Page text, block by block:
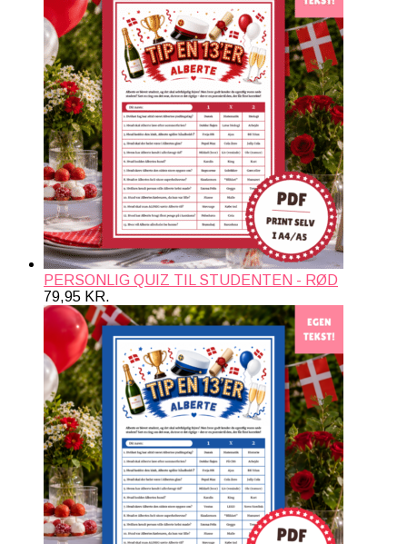
PERSONLIG QUIZ TIL STUDENTEN - RØD
79,95 KR.